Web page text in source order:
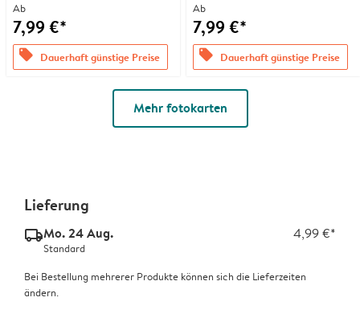
Ab
7,99 €*
offers Dauerhaft günstige Preise
Ab
7,99 €*
offers Dauerhaft günstige Preise
Mehr fotokarten
Lieferung
delivery_standard_v2Mo. 24 Aug. 4,99 €*
Standard
Bei Bestellung mehrerer Produkte können sich die Lieferzeiten
ändern.